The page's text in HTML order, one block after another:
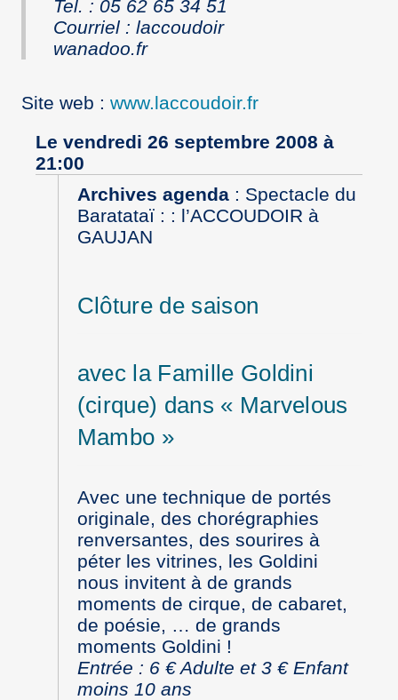
Tel. : 05 62 65 34 51
Courriel : laccoudoir
wanadoo.fr
Site web : www.laccoudoir.fr
Le vendredi 26 septembre 2008 à
21:00
Archives agenda: Spectacle du
Baratataï : : l’ACCOUDOIR à
GAUJAN
Clôture de saison
avec la Famille Goldini
(cirque) dans « Marvelous
Mambo »
Avec une technique de portés
originale, des chorégraphies
renversantes, des sourires à
péter les vitrines, les Goldini
nous invitent à de grands
moments de cirque, de cabaret,
de poésie, … de grands
moments Goldini !
Entrée : 6 € Adulte et 3 € Enfant
moins 10 ans